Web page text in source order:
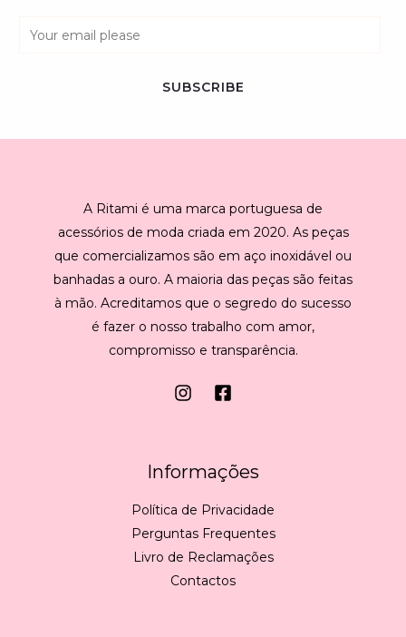
SUBSCRIBE
A Ritami é uma marca portuguesa de
acessórios de moda criada em 2020. As peças
que comercializamos são em aço inoxidável ou
banhadas a ouro. A maioria das peças são feitas
à mão. Acreditamos que o segredo do sucesso
é fazer o nosso trabalho com amor,
compromisso e transparência.
Informações
Política de Privacidade
Perguntas Frequentes
Livro de Reclamações
Contactos